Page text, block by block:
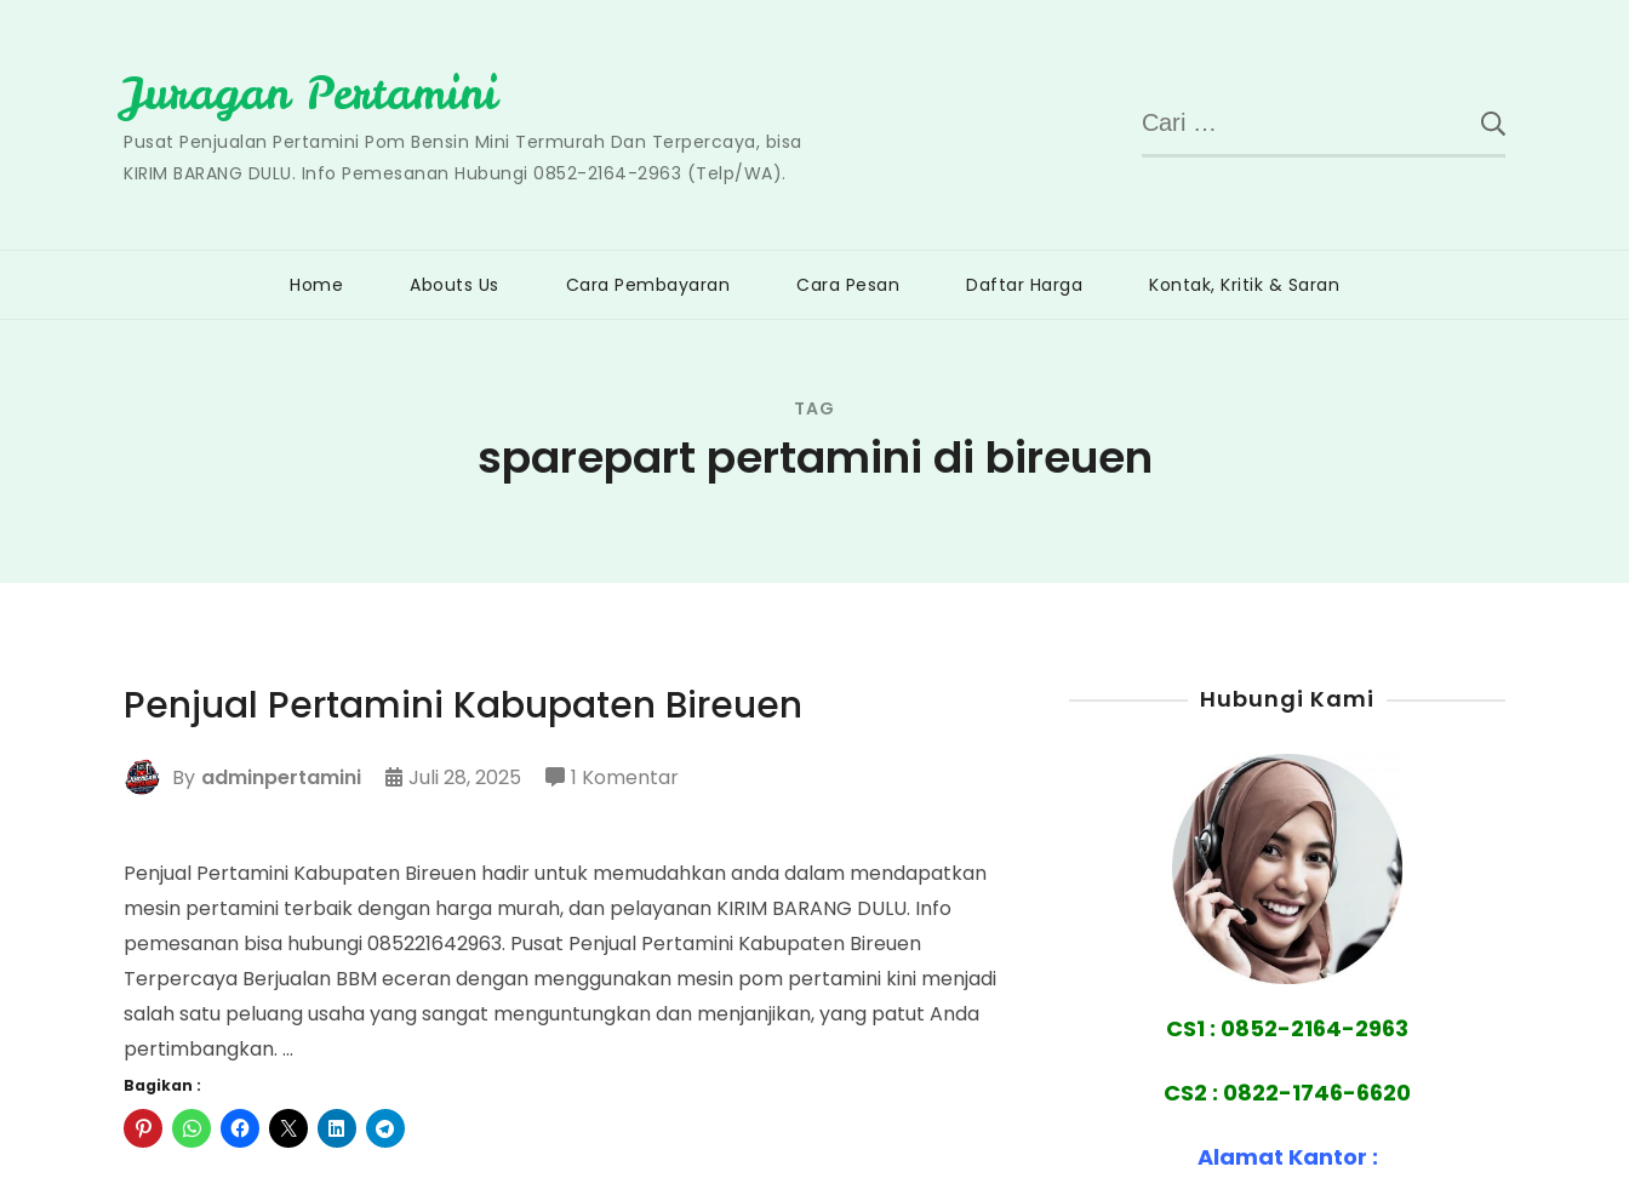
Juragan Pertamini
Pusat Penjualan Pertamini Pom Bensin Mini Termurah Dan Terpercaya, bisa
KIRIM BARANG DULU. Info Pemesanan Hubungi 0852-2164-2963 (Telp/WA).
Cari
untuk:
Home Abouts Us Cara Pembayaran Cara Pesan Daftar Harga Kontak, Kritik & Saran
TAG
sparepart pertamini di bireuen
Penjual Pertamini Kabupaten Bireuen
By adminpertamini Juli 28, 2025 1 Komentarpada
Kabupaten
Bireuen
Penjual Pertamini Kabupaten Bireuen hadir untuk memudahkan anda dalam mendapatkan
mesin pertamini terbaik dengan harga murah, dan pelayanan KIRIM BARANG DULU. Info
pemesanan bisa hubungi 085221642963. Pusat Penjual Pertamini Kabupaten Bireuen
Terpercaya Berjualan BBM eceran dengan menggunakan mesin pom pertamini kini menjadi
salah satu peluang usaha yang sangat menguntungkan dan menjanjikan, yang patut Anda
pertimbangkan. …
Bagikan :
Hubungi Kami
CS1 : 0852-2164-2963
CS2 : 0822-1746-6620
Alamat Kantor :